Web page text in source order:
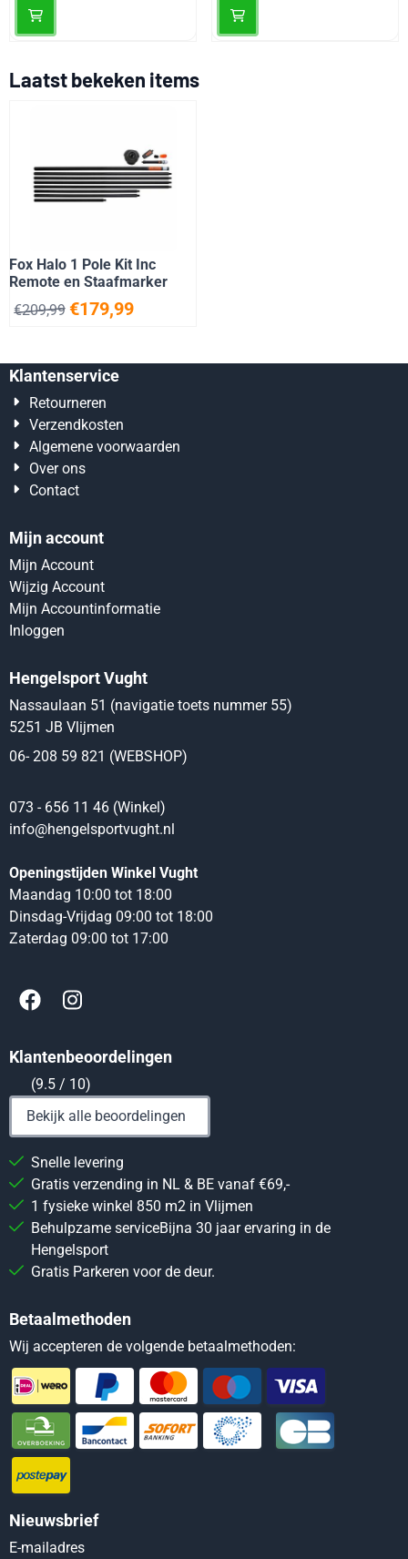
Laatst bekeken items
Fox Halo 1 Pole Kit Inc
Remote en Staafmarker
€209,99 €179,99
Klantenservice
Retourneren
Verzendkosten
Algemene voorwaarden
Over ons
Contact
Mijn account
Mijn Account
Wijzig Account
Mijn Accountinformatie
Inloggen
Hengelsport Vught
Nassaulaan 51 (navigatie toets nummer 55)
5251 JB Vlijmen
06- 208 59 821 (WEBSHOP)
073 - 656 11 46 (Winkel)
info@hengelsportvught.nl
Openingstijden Winkel Vught
Maandag 10:00 tot 18:00
Dinsdag-Vrijdag 09:00 tot 18:00
Zaterdag 09:00 tot 17:00
Klantenbeoordelingen
(9.5 / 10)
Bekijk alle beoordelingen
Snelle levering
Gratis verzending in NL & BE vanaf €69,-
1 fysieke winkel 850 m2 in Vlijmen
Behulpzame serviceBijna 30 jaar ervaring in de
Hengelsport
Gratis Parkeren voor de deur.
Betaalmethoden
Wij accepteren de volgende betaalmethoden:
Nieuwsbrief
E-mailadresVul je e-mailadres in voor de nieuwsbrief